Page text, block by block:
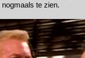
te zien.